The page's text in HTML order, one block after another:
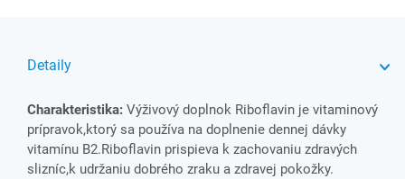
Detaily
Charakteristika: Výživový doplnok Riboflavin je vitaminový
prípravok,ktorý sa používa na doplnenie dennej dávky
vitamínu B2.Riboflavin prispieva k zachovaniu zdravých
slizníc,k udržaniu dobrého zraku a zdravej pokožky.